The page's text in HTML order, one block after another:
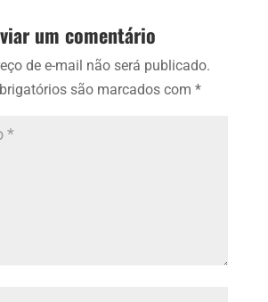
um comentário
de e-mail não será publicado.
são marcados com*